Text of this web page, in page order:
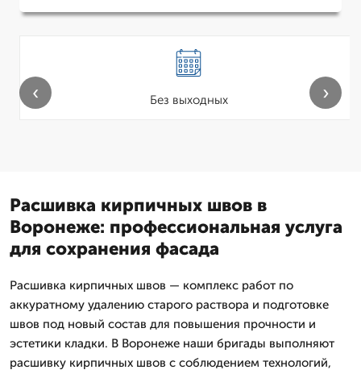
Без выходных
‹ ›
Расшивка кирпичных швов в
Воронеже: профессиональная услуга
для сохранения фасада
Расшивка кирпичных швов — комплекс работ по
аккуратному удалению старого раствора и подготовке
швов под новый состав для повышения прочности и
эстетики кладки. В Воронеже наши бригады выполняют
расшивку кирпичных швов с соблюдением технологий,